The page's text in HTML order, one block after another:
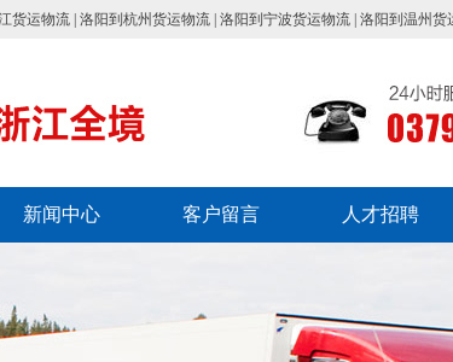
货运物流 洛阳到杭州货运物流 洛阳到宁波货运物流 洛阳到温州货
新闻中心 客户留言 人才招聘